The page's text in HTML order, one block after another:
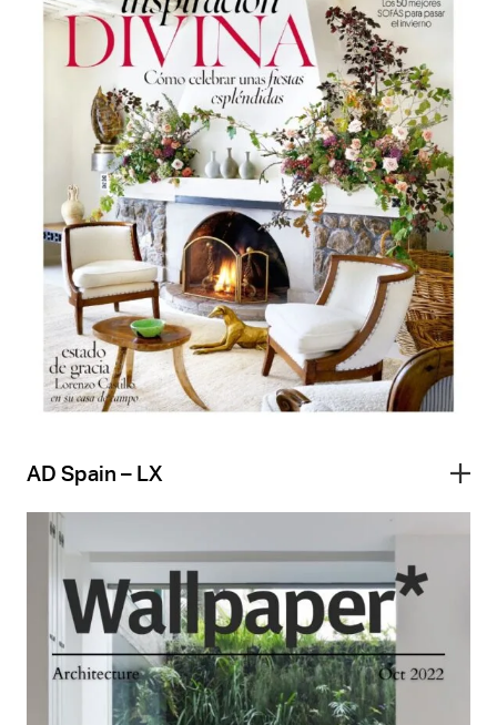
AD Spain – LX